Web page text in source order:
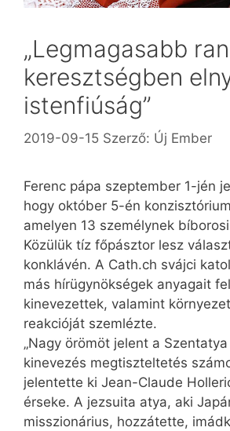
„Legmagasabb
keresztségben
istenfiúság”
2019-09-15 Szerző: Új Ember
Ferenc pápa szeptember 1-jén
hogy október 5-én
amelyen 13 személynek
Közülük tíz főpásztor lesz
konklávén. A Cath.ch svájci
más hírügynökségek anyagait
kinevezettek, valamint
reakcióját szemlézte.
„Nagy örömöt jelent a
kinevezés megtiszteltetés
jelentette ki Jean-Claude
érseke. A jezsuita atya, aki
misszionárius, hozzátette,